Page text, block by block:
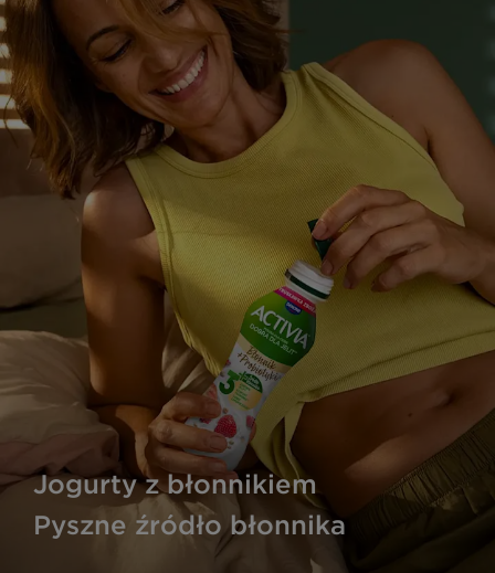
Jogurty z błonnikiem
Pyszne źródło błonnika